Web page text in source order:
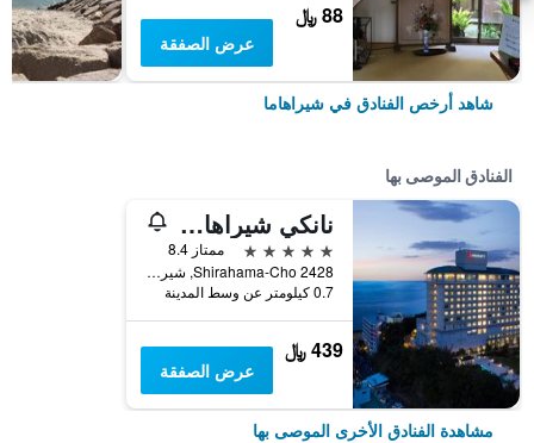
88 ﷼
عرض الصفقة
شاهد أرخص الفنادق في شيراهاما
الفنادق الموصى بها
نانكي شيراهاما ماريوت هوتل
5 نجوم
ممتاز 8.4
2428 Shirahama-Cho, شيراهاما, اليابان
0.7 كيلومتر عن وسط المدينة
439 ﷼
عرض الصفقة
مشاهدة الفنادق الأخرى الموصى بها